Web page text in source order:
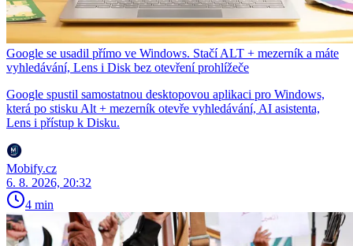
Google se usadil přímo ve Windows. Stačí ALT + mezerník a máte
vyhledávání, Lens i Disk bez otevření prohlížeče
Google spustil samostatnou desktopovou aplikaci pro Windows,
která po stisku Alt + mezerník otevře vyhledávání, AI asistenta,
Lens i přístup k Disku.
Mobify.cz
6. 8. 2026, 20:32
4 min